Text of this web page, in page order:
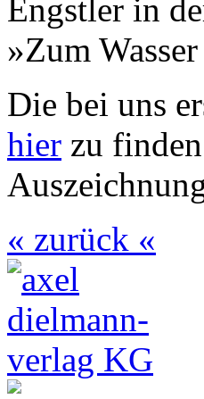
Engstler in
»Zum
Die bei uns
hier zu
« zurück «